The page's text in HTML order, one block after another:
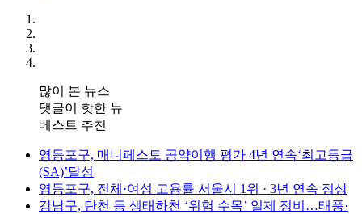
많이 본 뉴스
댓글이 핫한 뉴
베스트 추천
영등포구, 매니페스토 공약이행 평가 4년 연속‘최고등급
(SA)’달성
영등포구, 전체·여성 고용률 서울시 1위 · 3년 연속 정상
강남구, 탄천 등 생태하천 ‘위험 수목’ 일제 정비…태풍·